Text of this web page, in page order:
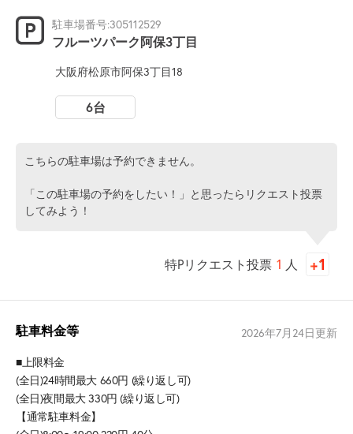
駐車場番号:305112529
フルーツパーク阿保3丁目
大阪府松原市阿保3丁目18
6台
こちらの駐車場は予約できません。
「この駐車場の予約をしたい！」と思ったらリクエスト投票
してみよう！
特Pリクエスト投票 1 人
駐車料金等 2026年7月24日更新
■上限料金
(全日)24時間最大 660円 (繰り返し可)
(全日)夜間最大 330円 (繰り返し可)
【通常駐車料金】